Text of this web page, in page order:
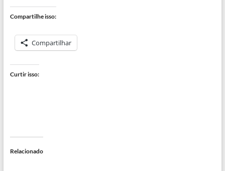
Compartilhe isso:
Compartilhar
Curtir isso:
Relacionado